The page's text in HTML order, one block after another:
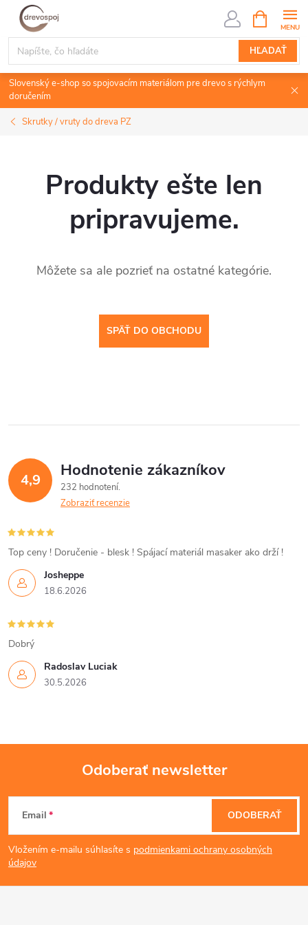
Prejsť
obsah
HĽADAŤ
KOŠÍK
Slovenský e-shop so spojovacím materiálom pre drevo s rýchlym
doručením
Skrutky / vruty do dreva PZ
Produkty ešte len
pripravujeme.
Môžete sa ale pozrieť na ostatné kategórie.
SPÄŤ DO OBCHODU
4,9 Hodnotenie zákazníkov
232 hodnotení
Zobraziť recenzie
Josheppe
18.6.2026
Top ceny ! Doručenie - blesk ! Spájací materiál masaker ako drží !
Radoslav Luciak
30.5.2026
Dobrý
Z
á
p
Odoberať newsletter
Email
Vložením e-mailu súhlasíte s podmienkami ochrany osobných
údajov
ODOBERAŤ